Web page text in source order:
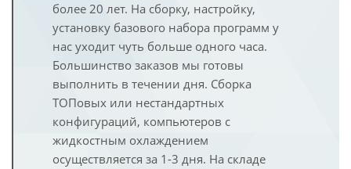
более 20 лет. На сборку, настройку,
установку базового набора программ у
нас уходит чуть больше одного часа.
Большинство заказов мы готовы
выполнить в течении дня. Сборка
ТОПовых или нестандартных
конфигураций, компьютеров с
жидкостным охлаждением
осуществляется за 1-3 дня. На складе